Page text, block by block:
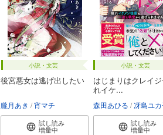
小説・文芸
後宮悪女は逃げ出したい
朧月あき 宵マチ
試し読み
増量中
小説・文芸
はじまりはクレイ
れイケ...
森田あひる 冴島ユ
試し読み
増量中